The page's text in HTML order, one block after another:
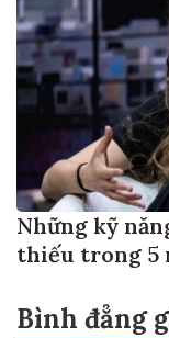
Những kỹ
thiếu trong 5
Bình đẳng